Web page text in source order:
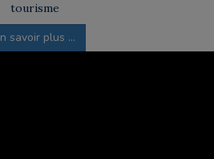
tourisme
savoir plus ...